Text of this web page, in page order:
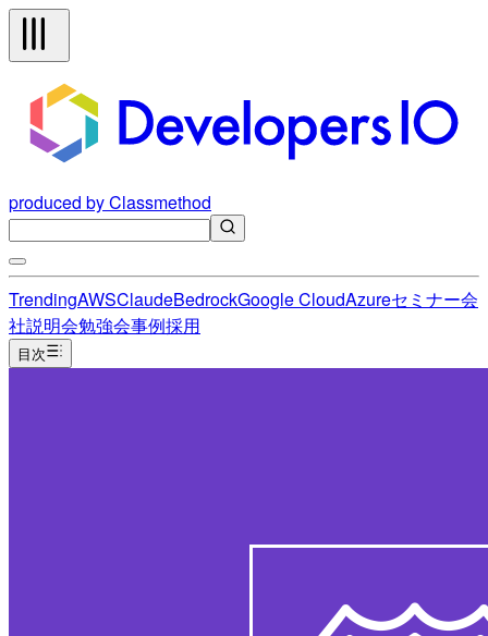
produced by Classmethod
TrendingAWSClaudeBedrockGoogle CloudAzureセミナー会
社説明会勉強会事例採用
目次